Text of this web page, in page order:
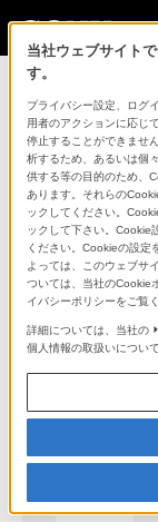
プロフェ
するサポ
専用窓口のある
以下の製品・サ
アイコンをクリ
業
[
当社ウェブサイト
す。
プライバシー設定、ログ
用者のアクションに応じ
停止することができませ
析するため、あるいは個
供する等の目的のため、
あります。それらの
ックしてください。
ックして下さい。Cookie
ください。Cookieの設定
よっては、このウェブサ
ついては、当社のCookie
イバシーポリシーをご覧く
詳細については、当社の
個人情報の取扱いについ